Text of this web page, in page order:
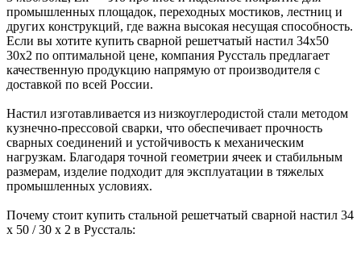
промышленных площадок, переходных мостиков, лестниц и
других конструкций, где важна высокая несущая способность.
Если вы хотите купить сварной решетчатый настил 34х50
30х2 по оптимальной цене, компания Руссталь предлагает
качественную продукцию напрямую от производителя с
доставкой по всей России.
Настил изготавливается из низкоуглеродистой стали методом
кузнечно-прессовой сварки, что обеспечивает прочность
сварных соединений и устойчивость к механическим
нагрузкам. Благодаря точной геометрии ячеек и стабильным
размерам, изделие подходит для эксплуатации в тяжелых
промышленных условиях.
Почему стоит купить стальной решетчатый сварной настил 34
х 50 / 30 х 2 в Руссталь: